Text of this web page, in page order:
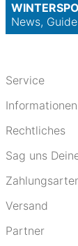
News,
Service
Informationen
Rechtliches
Sag uns
Versand
Partner